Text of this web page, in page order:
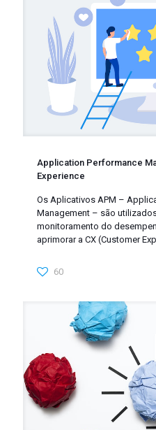
Application Performance
Experience
Os Aplicativos APM –
Management – são
monitoramento do
aprimorar a CX (Customer
60